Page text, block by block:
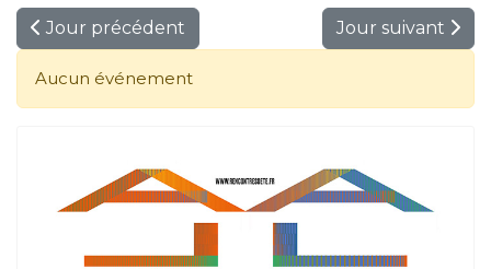
Jour précédent Jour suivant
Aucun événement